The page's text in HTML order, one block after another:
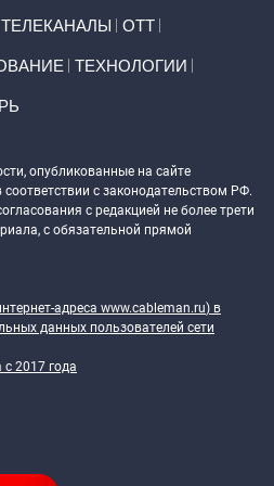
ТЕЛЕКАНАЛЫ ОТТ
ТЕХНОЛОГИИ
опубликованные на сайте
соответствии с законодательством РФ.
с редакцией не более трети
с обязательной прямой
адреса www.cableman.ru) в
данных пользователей сети
c 2017 года